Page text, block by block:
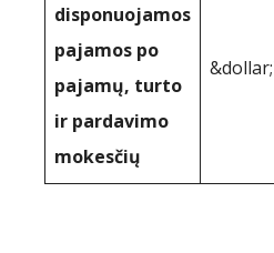
disponuojamos
pajamos po
pajamų, turto
ir pardavimo
mokesčių